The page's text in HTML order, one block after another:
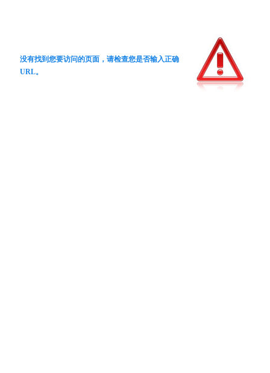
没有找到您要访问的页面，请检查您是否输入正确
URL。